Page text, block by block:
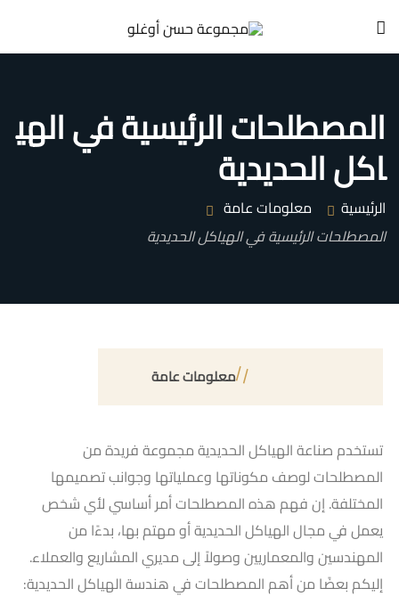
المصطلحات الرئيسية في الهي
اكل الحديدية
الرئيسية
معلومات عامة
المصطلحات الرئيسية في الهياكل الحديدية
معلومات عامة
تستخدم صناعة الهياكل الحديدية مجموعة فريدة من
المصطلحات لوصف مكوناتها وعملياتها وجوانب تصميمها
المختلفة. إن فهم هذه المصطلحات أمر أساسي لأي شخص
يعمل في مجال الهياكل الحديدية أو مهتم بها، بدءًا من
المهندسين والمعماريين وصولاً إلى مديري المشاريع والعملاء.
إليكم بعضًا من أهم المصطلحات في هندسة الهياكل الحديدية: